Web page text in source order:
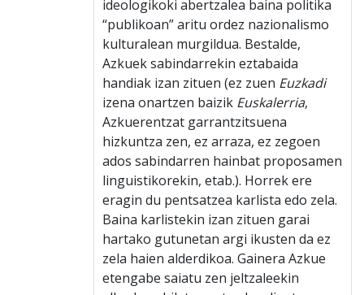
ideologikoki abertzalea baina politika
“publikoan” aritu ordez nazionalismo
kulturalean murgildua. Bestalde,
Azkuek sabindarrekin eztabaida
handiak izan zituen (ez zuen Euzkadi
izena onartzen baizik Euskalerria,
Azkuerentzat garrantzitsuena
hizkuntza zen, ez arraza, ez zegoen
ados sabindarren hainbat proposamen
linguistikorekin, etab.). Horrek ere
eragin du pentsatzea karlista edo zela.
Baina karlistekin izan zituen garai
hartako gutunetan argi ikusten da ez
zela haien alderdikoa. Gainera Azkue
etengabe saiatu zen jeltzaleekin